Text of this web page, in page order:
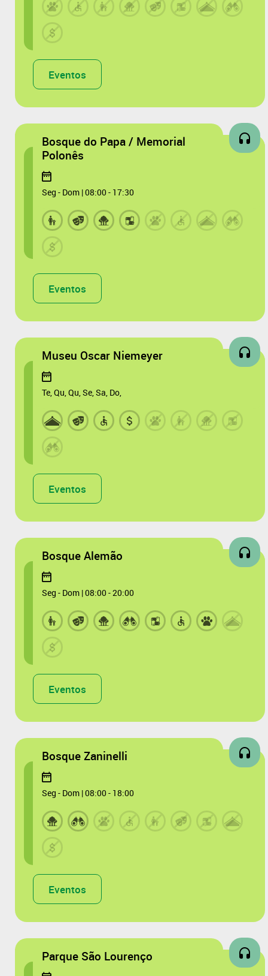
Eventos
Bosque do Papa / Memorial
Polonês
Seg - Dom | 08:00 - 17:30
Eventos
Museu Oscar Niemeyer
Te, Qu, Qu, Se, Sa, Do,
Eventos
Bosque Alemão
Seg - Dom | 08:00 - 20:00
Eventos
Bosque Zaninelli
Seg - Dom | 08:00 - 18:00
Eventos
Parque São Lourenço